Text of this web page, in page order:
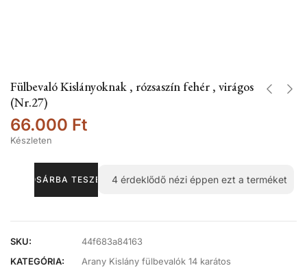
Fülbevaló Kislányoknak , rózsaszín fehér , virágos
(Nr.27)
66.000 Ft
Készleten
KOSÁRBA TESZEM 4érdeklődő nézi éppen ezt a terméket
SKU:
44f683a84163
KATEGÓRIA:
Arany Kislány fülbevalók 14 karátos